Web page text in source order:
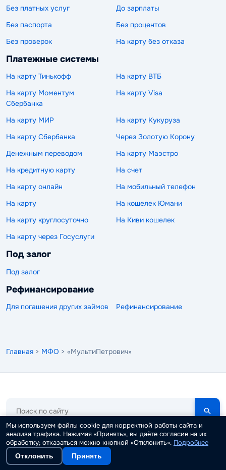
Без платных услуг
До зарплаты
Без паспорта
Без процентов
Без проверок
На карту без отказа
Платежные системы
На карту Тинькофф
На карту ВТБ
На карту Моментум
Сбербанка
На карту Visa
На карту МИР
На карту Кукуруза
На карту Сбербанка
Через Золотую Корону
Денежным переводом
На карту Маэстро
На кредитную карту
На счет
На карту онлайн
На мобильный телефон
На карту
На кошелек Юмани
На карту круглосуточно
На Киви кошелек
На карту через Госуслуги
Под залог
Под залог
Рефинансирование
Для погашения других займов Рефинансирование
Главная > МФО > «МультиПетрович»
сайту
Zaim.com
информационный портал
18+
КонтактыО проектеПресса о нас
Мы используем файлы cookie для корректной работы сайта и
анализа трафика. Нажимая «Принять», вы даёте согласие на их
обработку; отказаться можно кнопкой «Отклонить». Подробнее
Отклонить Принять